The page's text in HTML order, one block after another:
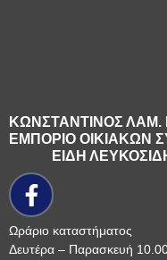
ΚΩΝΣΤΑΝΤΙΝΟΣ ΛΑΜ.
ΕΜΠΟΡΙΟ ΟΙΚΙΑΚΩΝ
ΕΙΔΗ
Ωράριο καταστήματος
Δευτέρα – Παρασκευή